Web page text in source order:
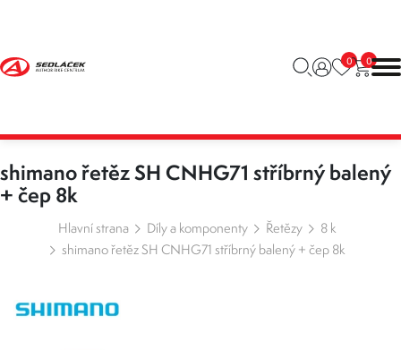
0 0
shimano řetěz SH CNHG71 stříbrný balený
+ čep 8k
Hlavní strana Díly a komponenty Řetězy
8 k
shimano řetěz SH CNHG71 stříbrný balený + čep 8k